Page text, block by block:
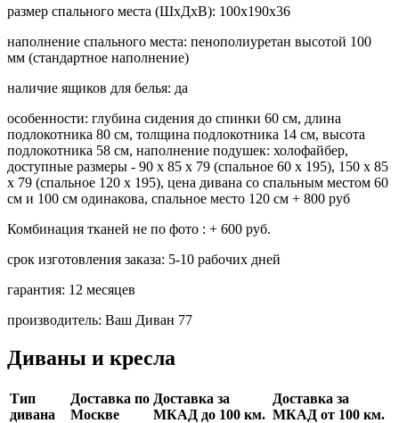
размер спального места (ШхДхВ): 100х190х36
наполнение спального места: пенополиуретан высотой 100
мм (стандартное наполнение)
наличие ящиков для белья: да
особенности: глубина сидения до спинки 60 см, длина
подлокотника 80 см, толщина подлокотника 14 см, высота
подлокотника 58 см, наполнение подушек: холофайбер,
доступные размеры - 90 х 85 х 79 (спальное 60 х 195), 150 х 85
х 79 (спальное 120 х 195), цена дивана со спальным местом 60
см и 100 см одинакова, спальное место 120 см + 800 руб
Комбинация тканей не по фото : + 600 руб.
срок изготовления заказа: 5-10 рабочих дней
гарантия: 12 месяцев
производитель: Ваш Диван 77
Диваны и кресла
Тип
дивана
Доставка по
Москве
Доставка за
МКАД до 100 км.
Доставка за
МКАД от 100 км.